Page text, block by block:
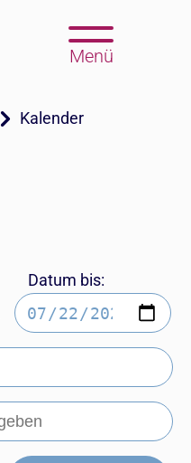
Menü
Kalender
Datum bis: